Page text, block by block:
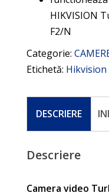
HIKVISION
F2/N
Categorie:
Etichetă: Hikvision
DESCRIERE
Descriere
Camera video